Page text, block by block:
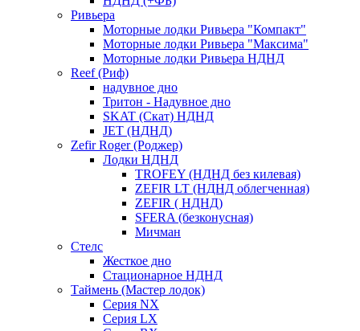
Ривьера
Моторные лодки Ривьера "Компакт"
Моторные лодки Ривьера "Максима"
Моторные лодки Ривьера НДНД
Reef (Риф)
надувное дно
Тритон - Надувное дно
SKAT (Скат) НДНД
JET (НДНД)
Zefir Roger (Роджер)
Лодки НДНД
TROFEY (НДНД без килевая)
ZEFIR LT (НДНД облегченная)
ZEFIR ( НДНД)
SFERA (безконусная)
Мичман
Стелс
Жесткое дно
Стационарное НДНД
Таймень (Мастер лодок)
Серия NX
Серия LX